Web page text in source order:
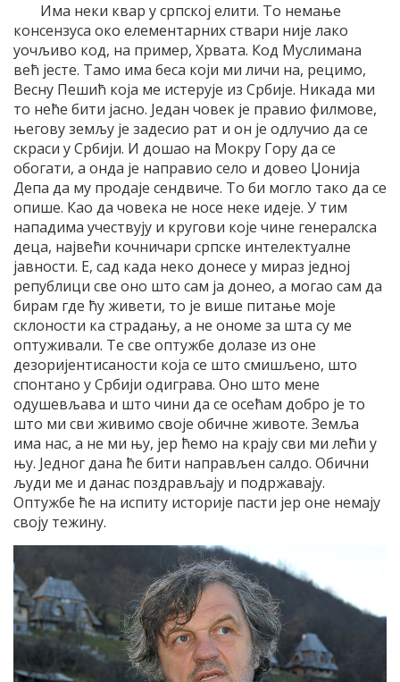
Има неки квар у српској елити. То немање
консензуса око елементарних ствари није лако
уочљиво код, на пример, Хрвата. Код Муслимана
већ јесте. Тамо има беса који ми личи на, рецимо,
Весну Пешић која ме истерује из Србије. Никада ми
то неће бити јасно. Један човек је правио филмове,
његову земљу је задесио рат и он је одлучио да се
скраси у Србији. И дошао на Мокру Гору да се
обогати, а онда је направио село и довео Џонија
Депа да му продаје сендвиче. То би могло тако да се
опише. Као да човека не носе неке идеје. У тим
нападима учествују и кругови које чине генералска
деца, највећи кочничари српске интелектуалне
јавности. Е, сад када неко донесе у мираз једној
републици све оно што сам ја донео, а могао сам да
бирам где ћу живети, то је више питање моје
склоности ка страдању, а не ономе за шта су ме
оптуживали. Те све оптужбе долазе из оне
дезоријентисаности која се што смишљено, што
спонтано у Србији одиграва. Оно што мене
одушевљава и што чини да се осећам добро је то
што ми сви живимо своје обичне животе. Земља
има нас, а не ми њу, јер ћемо на крају сви ми лећи у
њу. Једног дана ће бити направљен салдо. Обични
људи ме и данас поздрављају и подржавају.
Оптужбе ће на испиту историје пасти јер оне немају
своју тежину.